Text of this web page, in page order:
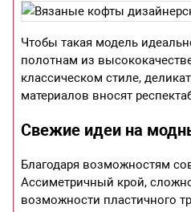
Чтобы такая модель
полотнам из
классическом стиле,
материалов вносят
Свежие идеи на
Благодаря возможностям
Ассиметричный крой,
возможности пластичного